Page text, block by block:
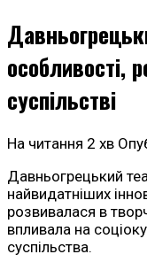
особливості,
суспільстві
На читання 2 хв
Давньогрецький
найвидатніших
розвивалася в
впливала на
суспільства.